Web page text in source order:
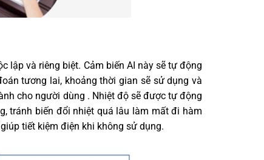
lập và riêng biệt. Cảm biến AI này sẽ tự động
tương lai, khoảng thời gian sẽ sử dụng và
cho người dùng . Nhiệt độ sẽ được tự động
tránh biến đổi nhiệt quá lâu làm mất đi hàm
tiết kiệm điện khi không sử dụng.